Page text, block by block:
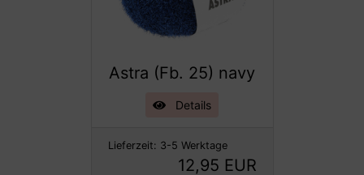
Astra (Fb. 25) navy
Details
Lieferzeit: 3-5 Werktage
12,95 EUR